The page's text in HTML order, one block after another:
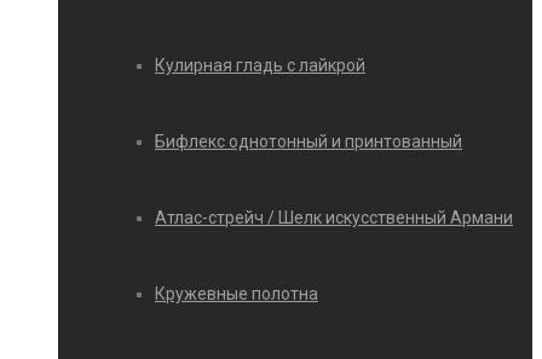
Кулирная гладь с лайкрой
Бифлекс однотонный и принтованный
Атлас-стрейч / Шелк искусственный Армани
Кружевные полотна